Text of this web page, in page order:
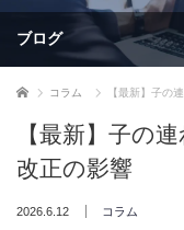
ブログ
ホーム コラム 【最新】子の
【最新】子の
改正の影響
2026.6.12 コラム